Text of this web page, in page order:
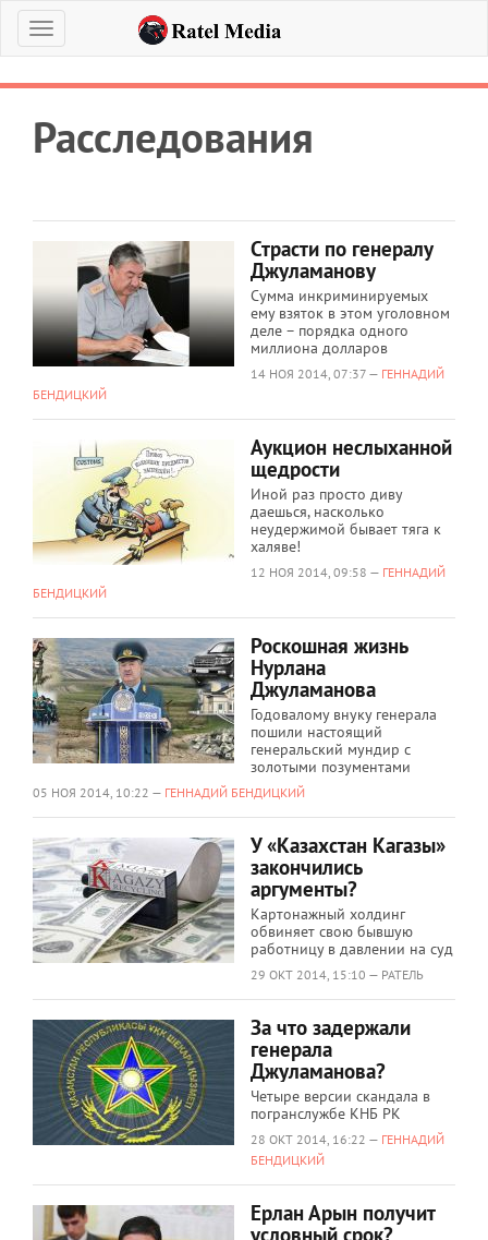
Меню
Расследования
Страсти по генералу
Джуламанову
Сумма инкриминируемых
ему взяток в этом уголовном
деле – порядка одного
миллиона долларов
14 НОЯ 2014, 07:37 — ГЕННАДИЙ
БЕНДИЦКИЙ
Аукцион неслыханной
щедрости
Иной раз просто диву
даешься, насколько
неудержимой бывает тяга к
халяве!
12 НОЯ 2014, 09:58 — ГЕННАДИЙ
БЕНДИЦКИЙ
Роскошная жизнь
Нурлана
Джуламанова
Годовалому внуку генерала
пошили настоящий
генеральский мундир с
золотыми позументами
05 НОЯ 2014, 10:22 — ГЕННАДИЙ БЕНДИЦКИЙ
У «Казахстан Кагазы»
закончились
аргументы?
Картонажный холдинг
обвиняет свою бывшую
работницу в давлении на суд
29 ОКТ 2014, 15:10 — РАТЕЛЬ
За что задержали
генерала
Джуламанова?
Четыре версии скандала в
погранслужбе КНБ РК
28 ОКТ 2014, 16:22 — ГЕННАДИЙ
БЕНДИЦКИЙ
Ерлан Арын получит
условный срок?